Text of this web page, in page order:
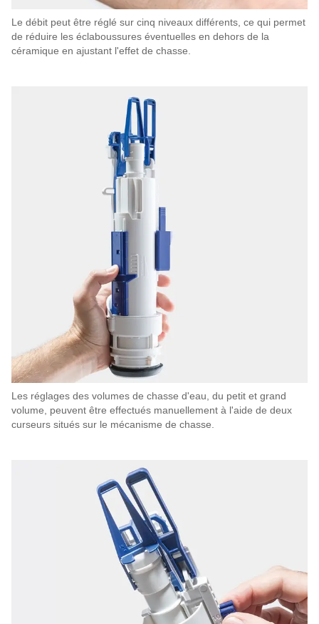
Le débit peut être réglé sur cinq niveaux différents, ce qui permet
de réduire les éclaboussures éventuelles en dehors de la
céramique en ajustant l'effet de chasse.
Les réglages des volumes de chasse d'eau, du petit et grand
volume, peuvent être effectués manuellement à l'aide de deux
curseurs situés sur le mécanisme de chasse.